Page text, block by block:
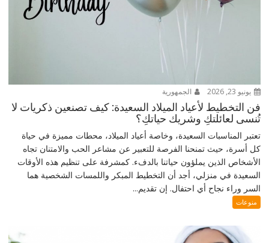
يونيو 23, 2026 الجمهورية
فن التخطيط لأعياد الميلاد السعيدة: كيف تصنعين ذكريات لا
تُنسى لعائلتكِ وشريك حياتكِ؟
تعتبر المناسبات السعيدة، وخاصة أعياد الميلاد، محطات مميزة في حياة
كل أسرة، حيث تمنحنا الفرصة للتعبير عن مشاعر الحب والامتنان تجاه
الأشخاص الذين يملؤون حياتنا بالدفء. كمشرفة على تنظيم هذه الأوقات
السعيدة في منزلي، أجد أن التخطيط المبكر واللمسات الشخصية هما
السر وراء نجاح أي احتفال. إن تقديم...
منوعات